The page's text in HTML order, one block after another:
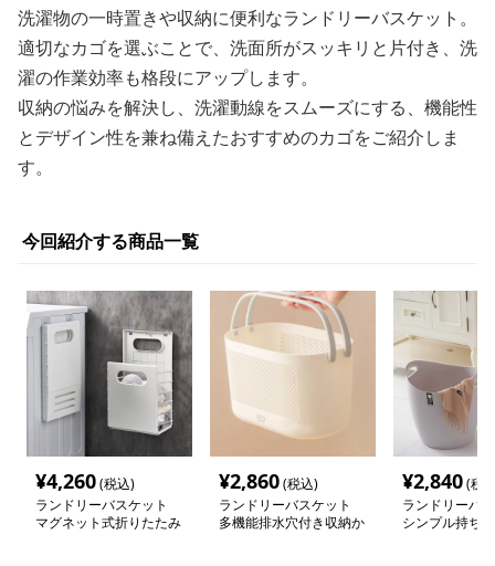
洗濯物の一時置きや収納に便利なランドリーバスケット。
適切なカゴを選ぶことで、洗面所がスッキリと片付き、洗
濯の作業効率も格段にアップします。
収納の悩みを解決し、洗濯動線をスムーズにする、機能性
とデザイン性を兼ね備えたおすすめのカゴをご紹介しま
す。
今回紹介する商品一覧
¥4,260(税込)
ランドリーバスケット
マグネット式折りたたみ
¥2,860(税込)
ランドリーバスケット
多機能排水穴付き収納か
¥2,840(税
ランドリーバ
シンプル持ち